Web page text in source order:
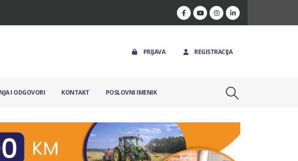
PRIJAVA REGISTRACIJA
I ODGOVORI KONTAKT POSLOVNI IMENIK